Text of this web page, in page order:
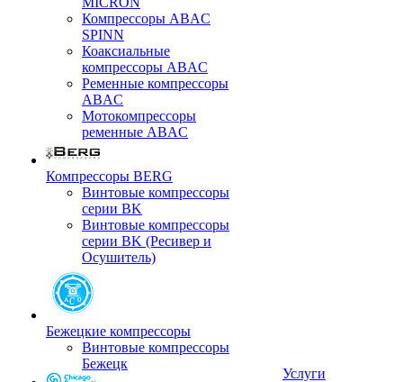
Компрессоры ABAC
SPINN
Коаксиальные
компрессоры ABAC
Ременные компрессоры
ABAC
Мотокомпрессоры
ременные ABAC
Компрессоры BERG
Винтовые компрессоры
серии BK
Винтовые компрессоры
серии BK (Ресивер и
Осушитель)
Бежецкие компрессоры
Винтовые компрессоры
Бежецк
Услуги